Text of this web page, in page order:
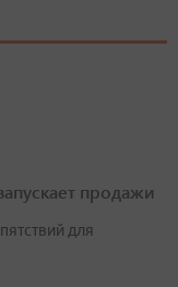
продажи
для